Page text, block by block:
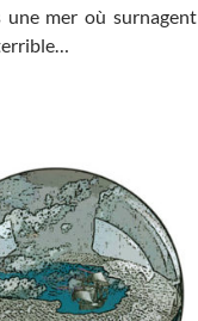
une mer où surnagent